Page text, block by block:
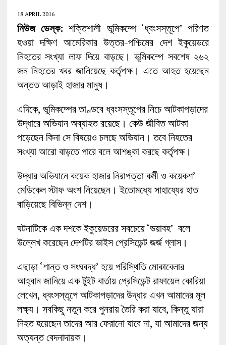
18 APRIL 2016
নিউজ ডেস্ক: শক্তিশালী ভূমিকম্পে ‘ধ্বংসস্তূপে’ পরিণত
হওয়া দক্ষিণ আমেরিকার উত্তর-পশ্চিমের দেশ ইকুয়েডরে
নিহতের সংখ্যা লাফ দিয়ে বাড়ছে। ভূমিকম্পে সবশেষ ২৬২
জন নিহতের খবর জানিয়েছে কর্তৃপক্ষ। এতে আহত হয়েছেন
অন্তত আড়াই হাজার মানুষ।
এদিকে, ভূমিকম্পের তাণ্ডবে ধ্বংসস্তূপের নিচে আটকাপড়াদের
উদ্ধারে অভিযান অব্যাহত রয়েছে। কেউ জীবিত আটকা
পড়েছেন কিনা সে বিষয়েও চলছে অভিযান। তবে নিহতের
সংখ্যা আরো বাড়তে পারে বলে আশঙ্কা করছে কর্তৃপক্ষ।
উদ্ধার অভিযানে কয়েক ‍হাজার নিরাপত্তা কর্মী ও কয়েকশ’
মেডিকেল স্টাফ অংশ নিয়েছেন। ইতোমধ্যে সাহায্যের হাত
বাড়িয়েছে বিভিন্ন দেশ।
ঘটনাটিকে এক দশকে ইকুয়েডরের সবচেয়ে ‘ভয়াবহ’ বলে
উল্লেখ করেছেন দেশটির ভাইস প্রেসিডেন্ট জর্জ গ্লাস।
এছাড়া ‘শান্ত ও সংঘবদ্ধ’ হয়ে পরিস্থিতি মোকাবেলার
আহ্বান জানিয়ে এক টুইট বার্তায় প্রেসিডেন্ট রাফায়েল কোরিয়া
লেখেন, ধ্বংসস্তূপে আটকাপড়াদের ‍উদ্ধার এখন আমাদের মূল
লক্ষ্য। সবকিছু নতুন করে পুনরায় তৈরি করা যাবে, কিন্তু যারা
নিহত হয়েছেন তাদের আর ফেরানো যাবে না, যা আমাদের জন্য
অত্যন্ত বেদনাদায়ক।